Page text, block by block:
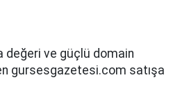
değeri ve güçlü domain
gursesgazetesi.com satışa